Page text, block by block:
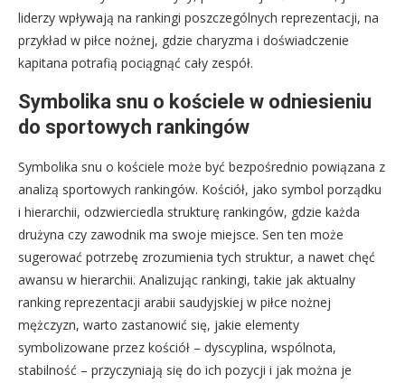
liderzy wpływają na rankingi poszczególnych reprezentacji, na
przykład w piłce nożnej, gdzie charyzma i doświadczenie
kapitana potrafią pociągnąć cały zespół.
Symbolika snu o kościele w odniesieniu
do sportowych rankingów
Symbolika snu o kościele może być bezpośrednio powiązana z
analizą sportowych rankingów. Kościół, jako symbol porządku
i hierarchii, odzwierciedla strukturę rankingów, gdzie każda
drużyna czy zawodnik ma swoje miejsce. Sen ten może
sugerować potrzebę zrozumienia tych struktur, a nawet chęć
awansu w hierarchii. Analizując rankingi, takie jak aktualny
ranking reprezentacji arabii saudyjskiej w piłce nożnej
mężczyzn, warto zastanowić się, jakie elementy
symbolizowane przez kościół – dyscyplina, wspólnota,
stabilność – przyczyniają się do ich pozycji i jak można je